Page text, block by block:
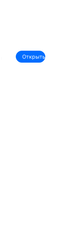
Открыть